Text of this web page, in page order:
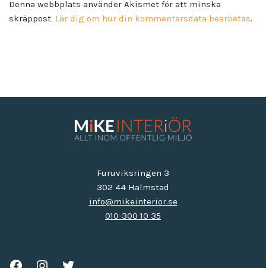
Denna webbplats använder Akismet för att minska
skräppost. Lär dig om hur din kommentarsdata bearbetas.
Furuviksringen 3
302 44 Halmstad
info@mikeinterior.se
010-300 10 35